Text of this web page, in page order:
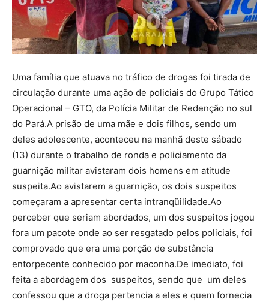
Uma família que atuava no tráfico de drogas foi tirada de
circulação durante uma ação de policiais do Grupo Tático
Operacional – GTO, da Polícia Militar de Redenção no sul
do Pará.A prisão de uma mãe e dois filhos, sendo um
deles adolescente, aconteceu na manhã deste sábado
(13) durante o trabalho de ronda e policiamento da
guarnição militar avistaram dois homens em atitude
suspeita.Ao avistarem a guarnição, os dois suspeitos
começaram a apresentar certa intranqüilidade.Ao
perceber que seriam abordados, um dos suspeitos jogou
fora um pacote onde ao ser resgatado pelos policiais, foi
comprovado que era uma porção de substância
entorpecente conhecido por maconha.De imediato, foi
feita a abordagem dos suspeitos, sendo que um deles
confessou que a droga pertencia a eles e quem fornecia